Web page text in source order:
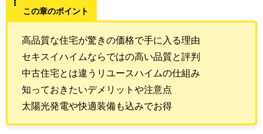
この章のポイント
高品質な住宅が驚きの価格で手に入る理由
セキスイハイムならではの高い品質と評判
中古住宅とは違うリユースハイムの仕組み
知っておきたいデメリットや注意点
太陽光発電や快適装備も込みでお得